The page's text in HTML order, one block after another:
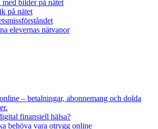
bilder på nätet
på nätet
elevernas nätvanor
– betalningar, abonnemang och dolda
finansiell hälsa?
behöva vara otrygg online